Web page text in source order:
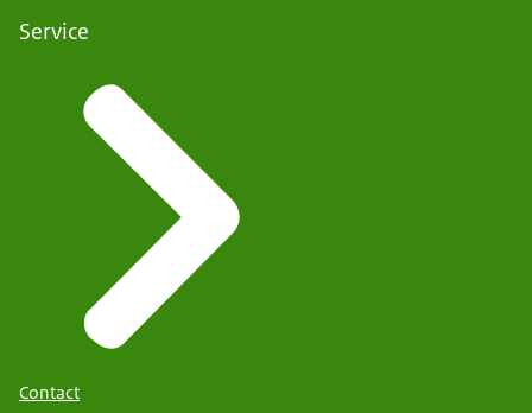
Service
Contact